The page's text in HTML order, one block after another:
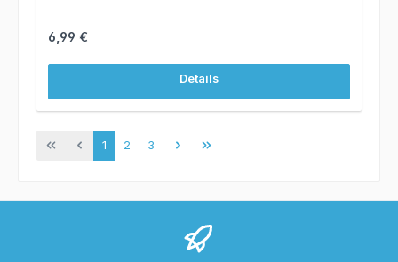
Regulärer Preis:
6,99 €
Details
Seite
1 Seite
2 Seite
3